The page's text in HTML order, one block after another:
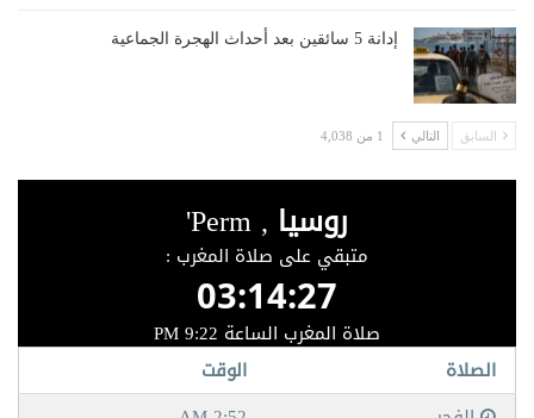
إدانة 5 سائقين بعد أحداث الهجرة الجماعية
السابق التالي 1 من 4,038